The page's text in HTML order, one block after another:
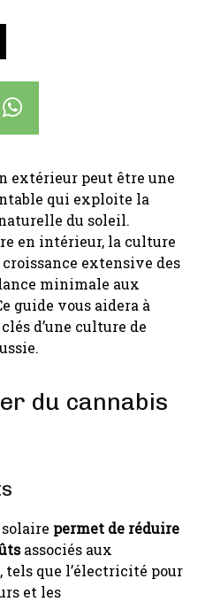
extérieur peut être une
qui exploite la
du soleil.
en intérieur, la culture
extensive des
minimale aux
guide vous aidera à
d’une culture de
du cannabis
permet de réduire
associés aux
que l’électricité pour
et les